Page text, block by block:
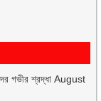
গভীর শ্রদ্ধা August